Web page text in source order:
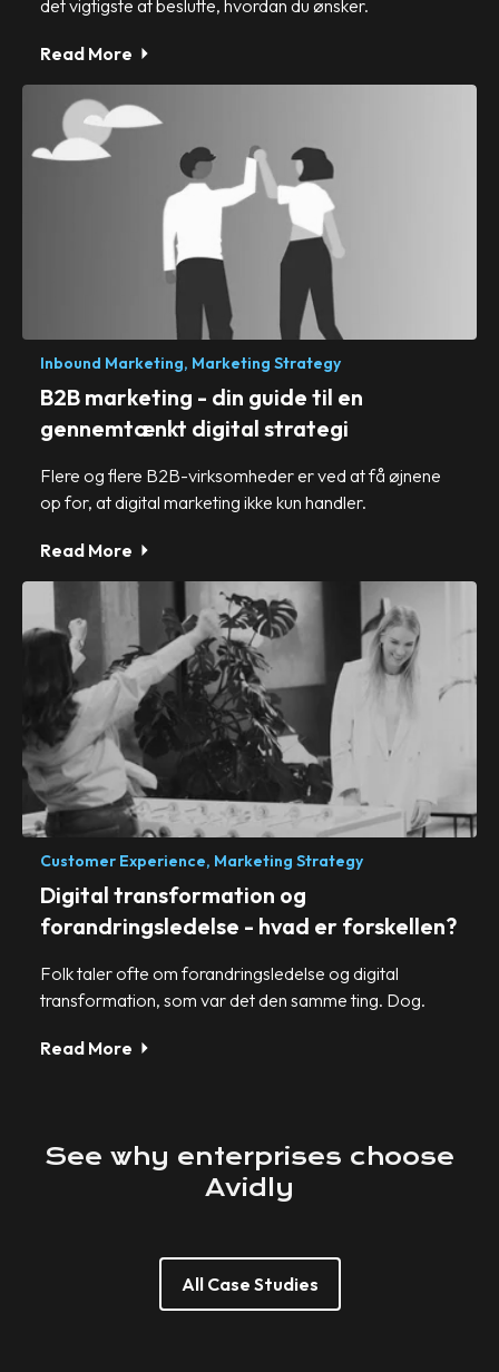
det vigtigste at beslutte, hvordan du ønsker.
Read More
Inbound Marketing, Marketing Strategy
B2B marketing - din guide til en
gennemtænkt digital strategi
Flere og flere B2B-virksomheder er ved at få øjnene
op for, at digital marketing ikke kun handler.
Read More
Customer Experience, Marketing Strategy
Digital transformation og
forandringsledelse - hvad er forskellen?
Folk taler ofte om forandringsledelse og digital
transformation, som var det den samme ting. Dog.
Read More
See why enterprises choose
Avidly
All Case Studies